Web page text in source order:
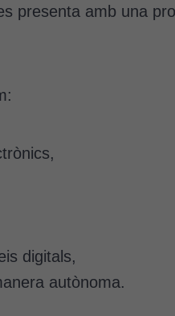
presenta amb una
digitals,
autònoma.